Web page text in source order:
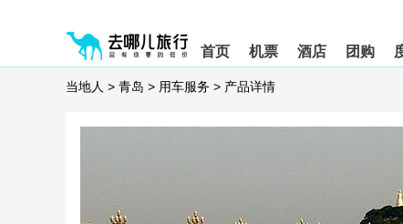
您
入
首页 机票 酒店 团购
您
开
当地人 > 青岛 > 用车服务 > 产品详情